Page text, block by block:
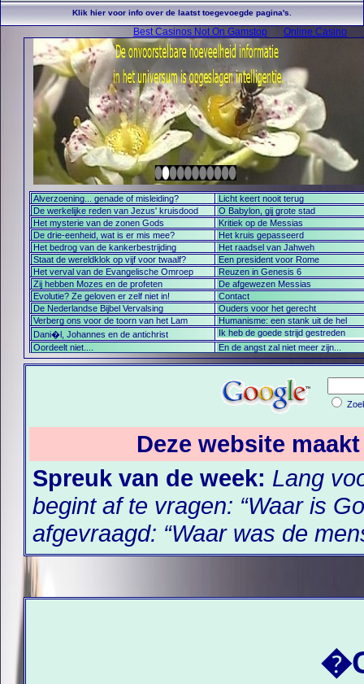
Best Casinos Not On Gamstop Online Casino
Alverzoening... genade of misleiding?
Licht keert nooit terug
De werkelijke reden van Jezus' kruisdood
O Babylon, gij grote stad
Het mysterie van de zonen Gods
Kritiek op de Messias
De drie-eenheid, wat is er mis mee?
Het kruis gepasseerd
Het bedrog van de kankerbestrijding
Het raadsel van Jahweh
Staat de wereldklok op vijf voor twaalf?
Een president voor Rome
Het verval van de Evangelische Omroep
Reuzen in Genesis 6
Zij hebben Mozes en de profeten
De afgewezen Messias
Evolutie? Ze geloven er zelf niet in!
Contact
De Nederlandse Bijbel Vervalsing
Ouders voor het gerecht
Verberg ons voor de toorn van het Lam
Humanisme: een stank uit de hel
Dani�l, Johannes en de antichrist
Ik heb de goede strijd gestreden
Oordeelt niet....
En de angst zal niet meer zijn...
Deze website
Spreuk van de week: Lang
begint af te vragen: “Waar is
afgevraagd: “Waar was de
�
Klik hier voor info over de laatst toegevoegde pagina's.